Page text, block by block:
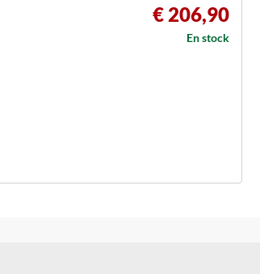
€ 206,90
En stock